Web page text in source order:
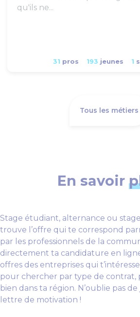
qu'ils ne...
31 pros 193 jeunes 1
Tous les métiers
En savoir
Stage étudiant, alternance ou
trouve l’offre qui te correspond
par les professionnels de la
directement ta candidature en
offres des entreprises qui
pour chercher par type de contrat,
bien dans ta région. N’oublie pas
lettre de motivation !